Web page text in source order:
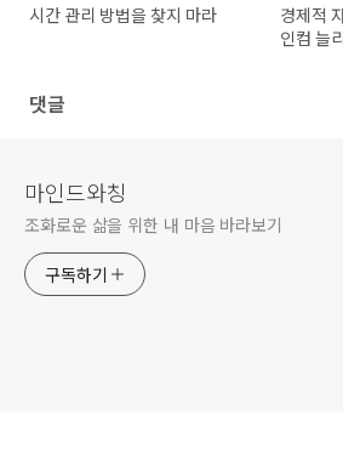
시간 관리 방법을 찾지 마라
경제적
인컴 늘
댓글
마인드와칭
조화로운 삶을 위한 내 마음 바라보기
구독하기